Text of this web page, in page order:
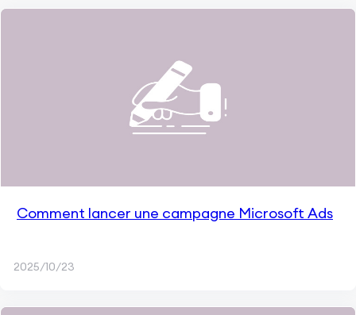
Comment lancer une campagne Microsoft Ads
2025/10/23